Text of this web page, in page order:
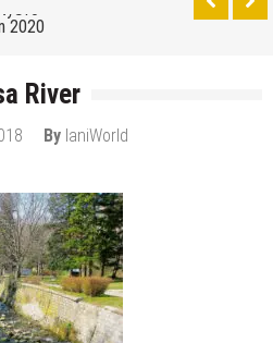
2020
y agrega
homenaje a
Froome
albergar la nueva
caber en el
River
By IaniWorld